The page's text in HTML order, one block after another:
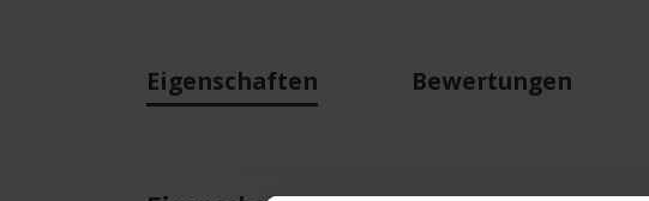
Eigenschaften Bewertungen